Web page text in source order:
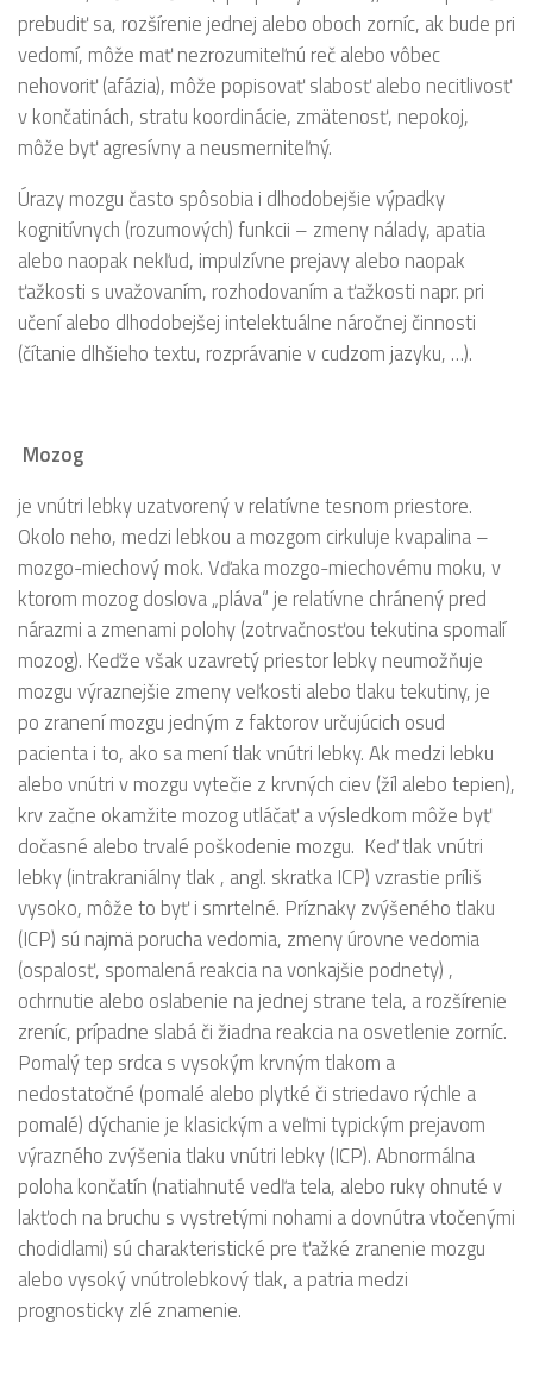
prebudiť sa, rozšírenie jednej alebo oboch zorníc, ak bude pri
vedomí, môže mať nezrozumiteľnú reč alebo vôbec
nehovoriť (afázia), môže popisovať slabosť alebo necitlivosť
v končatinách, stratu koordinácie, zmätenosť, nepokoj,
môže byť agresívny a neusmerniteľný.
Úrazy mozgu často spôsobia i dlhodobejšie výpadky
kognitívnych (rozumových) funkcii – zmeny nálady, apatia
alebo naopak nekľud, impulzívne prejavy alebo naopak
ťažkosti s uvažovaním, rozhodovaním a ťažkosti napr. pri
učení alebo dlhodobejšej intelektuálne náročnej činnosti
(čítanie dlhšieho textu, rozprávanie v cudzom jazyku, …).
Mozog
je vnútri lebky uzatvorený v relatívne tesnom priestore.
Okolo neho, medzi lebkou a mozgom cirkuluje kvapalina –
mozgo-miechový mok. Vďaka mozgo-miechovému moku, v
ktorom mozog doslova „pláva“ je relatívne chránený pred
nárazmi a zmenami polohy (zotrvačnosťou tekutina spomalí
mozog). Keďže však uzavretý priestor lebky neumožňuje
mozgu výraznejšie zmeny veľkosti alebo tlaku tekutiny, je
po zranení mozgu jedným z faktorov určujúcich osud
pacienta i to, ako sa mení tlak vnútri lebky. Ak medzi lebku
alebo vnútri v mozgu vytečie z krvných ciev (žíl alebo tepien),
krv začne okamžite mozog utláčať a výsledkom môže byť
dočasné alebo trvalé poškodenie mozgu. Keď tlak vnútri
lebky (intrakraniálny tlak , angl. skratka ICP) vzrastie príliš
vysoko, môže to byť i smrtelné. Príznaky zvýšeného tlaku
(ICP) sú najmä porucha vedomia, zmeny úrovne vedomia
(ospalosť, spomalená reakcia na vonkajšie podnety) ,
ochrnutie alebo oslabenie na jednej strane tela, a rozšírenie
zreníc, prípadne slabá či žiadna reakcia na osvetlenie zorníc.
Pomalý tep srdca s vysokým krvným tlakom a
nedostatočné (pomalé alebo plytké či striedavo rýchle a
pomalé) dýchanie je klasickým a veľmi typickým prejavom
výrazného zvýšenia tlaku vnútri lebky (ICP). Abnormálna
poloha končatín (natiahnuté vedľa tela, alebo ruky ohnuté v
lakťoch na bruchu s vystretými nohami a dovnútra vtočenými
chodidlami) sú charakteristické pre ťažké zranenie mozgu
alebo vysoký vnútrolebkový tlak, a patria medzi
prognosticky zlé znamenie.